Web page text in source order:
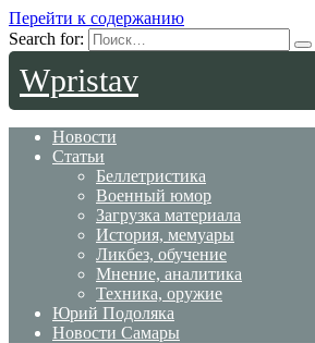
Перейти к содержанию
Search for:
Wpristav
Новости
Статьи
Беллетристика
Военный юмор
Загрузка материала
История, мемуары
Ликбез, обучение
Мнение, аналитика
Техника, оружие
Юрий Подоляка
Новости Самары